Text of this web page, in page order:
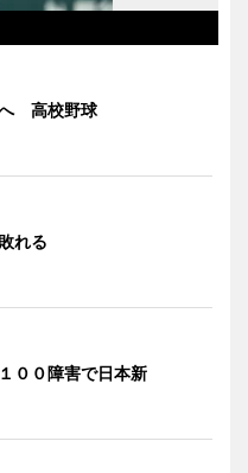
高校野球
れる
００障害で日本新